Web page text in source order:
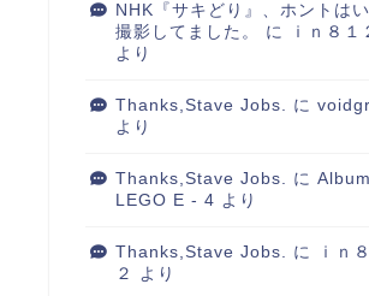
NHK『サキどり』、ホントは
撮影してました。
に
ｉｎ８１
より
Thanks,Stave Jobs. に
より
Thanks,Stave Jobs. に
LEGO E - 4 より
Thanks,Stave Jobs. に
ｉｎ
２
より